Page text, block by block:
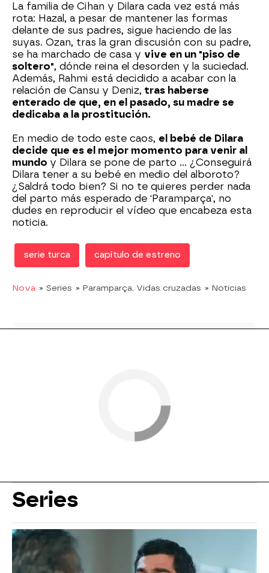
La familia de Cihan y Dilara cada vez está más
rota: Hazal, a pesar de mantener las formas
delante de sus padres, sigue haciendo de las
suyas. Ozan, tras la gran discusión con su padre,
se ha marchado de casa y vive en un "piso de
soltero", dónde reina el desorden y la suciedad.
Además, Rahmi está decidido a acabar con la
relación de Cansu y Deniz, tras haberse
enterado de que, en el pasado, su madre se
dedicaba a la prostitución.
En medio de todo este caos, el bebé de Dilara
decide que es el mejor momento para venir al
mundo y Dilara se pone de parto ... ¿Conseguirá
Dilara tener a su bebé en medio del alboroto?
¿Saldrá todo bien? Si no te quieres perder nada
del parto más esperado de 'Paramparça', no
dudes en reproducir el vídeo que encabeza esta
noticia.
serie turca capítulo de estreno
Nova » Series » Paramparça. Vidas cruzadas » Noticias
Series